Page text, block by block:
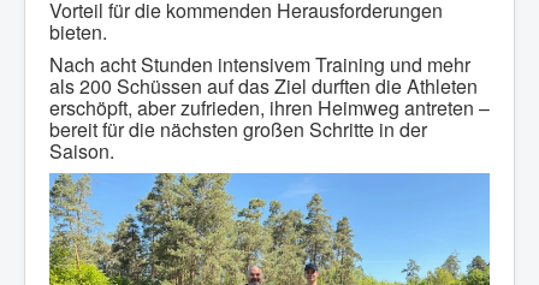
Vorteil für die kommenden Herausforderungen
bieten.
Nach acht Stunden intensivem Training und mehr
als 200 Schüssen auf das Ziel durften die Athleten
erschöpft, aber zufrieden, ihren Heimweg antreten –
bereit für die nächsten großen Schritte in der
Saison.